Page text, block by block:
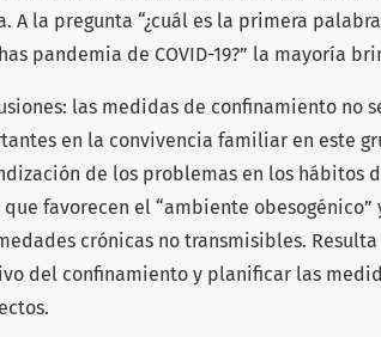
A la pregunta “¿cuál es la primera
pandemia de COVID-19?” la mayoría
las medidas de confinamiento no
en la convivencia familiar en este
de los problemas en los hábitos
que favorecen el “ambiente
crónicas no transmisibles.
del confinamiento y planificar las